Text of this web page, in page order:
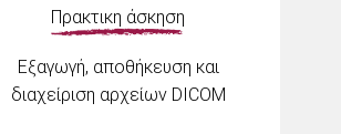
Πρακτικη άσκηση
Εξαγωγή, αποθήκευση και
διαχείριση αρχείων DICOM